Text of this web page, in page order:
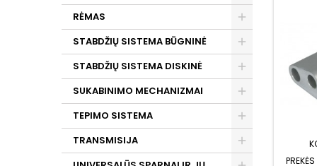
RĖMAS
STABDŽIŲ SISTEMA BŪGNINĖ
STABDŽIŲ SISTEMA DISKINĖ
SUKABINIMO MECHANIZMAI
TEPIMO SISTEMA
TRANSMISIJA